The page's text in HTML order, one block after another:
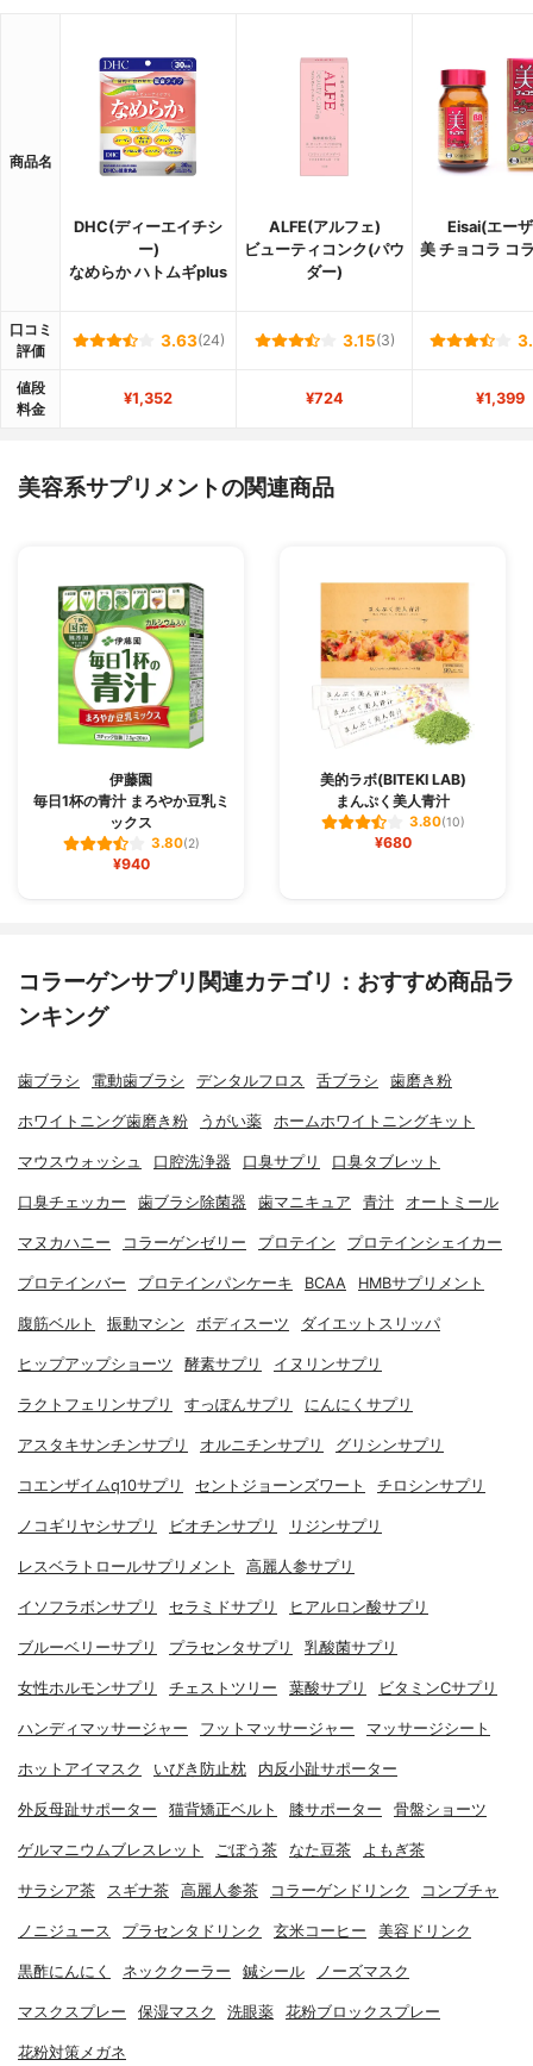
商品名
DHC(ディーエイチシ
ー)
なめらか ハトムギplus
ALFE(アルフェ)
ビューティコンク(パウ
ダー)
Eisai(エー
美 チョコラ コ
口コミ
評価
3.63(24) 3.15(3)
値段
料金
¥1,352 ¥724 ¥1,399
美容系サプリメントの関連商品
伊藤園
毎日1杯の青汁 まろやか豆乳ミ
ックス
3.80(2)
¥940
美的ラボ(BITEKI LAB)
まんぷく美人青汁
3.80(10)
¥680
コラーゲンサプリ関連カテゴリ：おすすめ商品ラ
ンキング
歯ブラシ 電動歯ブラシ デンタルフロス 舌ブラシ 歯磨き粉
ホワイトニング歯磨き粉 うがい薬 ホームホワイトニングキット
マウスウォッシュ 口腔洗浄器 口臭サプリ 口臭タブレット
口臭チェッカー 歯ブラシ除菌器 歯マニキュア 青汁 オートミール
マヌカハニー コラーゲンゼリー プロテイン プロテインシェイカー
プロテインバー プロテインパンケーキ BCAA HMBサプリメント
腹筋ベルト 振動マシン ボディスーツ ダイエットスリッパ
ヒップアップショーツ 酵素サプリ イヌリンサプリ
ラクトフェリンサプリ すっぽんサプリ にんにくサプリ
アスタキサンチンサプリ オルニチンサプリ グリシンサプリ
コエンザイムq10サプリ セントジョーンズワート チロシンサプリ
ノコギリヤシサプリ ビオチンサプリ リジンサプリ
レスベラトロールサプリメント 高麗人参サプリ
イソフラボンサプリ セラミドサプリ ヒアルロン酸サプリ
ブルーベリーサプリ プラセンタサプリ 乳酸菌サプリ
女性ホルモンサプリ チェストツリー 葉酸サプリ ビタミンCサプリ
ハンディマッサージャー フットマッサージャー マッサージシート
ホットアイマスク いびき防止枕 内反小趾サポーター
外反母趾サポーター 猫背矯正ベルト 膝サポーター 骨盤ショーツ
ゲルマニウムブレスレット ごぼう茶 なた豆茶 よもぎ茶
サラシア茶 スギナ茶 高麗人参茶 コラーゲンドリンク コンブチャ
ノニジュース プラセンタドリンク 玄米コーヒー 美容ドリンク
黒酢にんにく ネッククーラー 鍼シール ノーズマスク
マスクスプレー 保湿マスク 洗眼薬 花粉ブロックスプレー
花粉対策メガネ